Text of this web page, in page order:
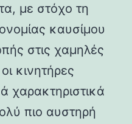
με στόχο τη
καυσίμου
στις χαμηλές
κινητήρες
χαρακτηριστικά
πιο αυστηρή